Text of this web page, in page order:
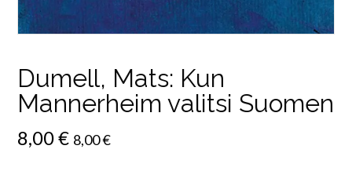
Dumell, Mats: Kun
Mannerheim valitsi Suomen
8,00€ 8,00€